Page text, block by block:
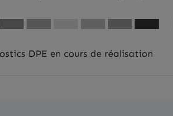
DPE en cours de réalisation